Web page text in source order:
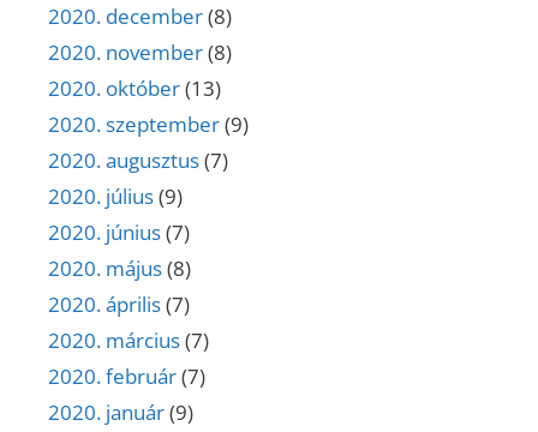
2020. december(8)
2020. november(8)
2020. október(13)
2020. szeptember(9)
2020. augusztus(7)
2020. július(9)
2020. június(7)
2020. május(8)
2020. április(7)
2020. március(7)
2020. február(7)
2020. január(9)